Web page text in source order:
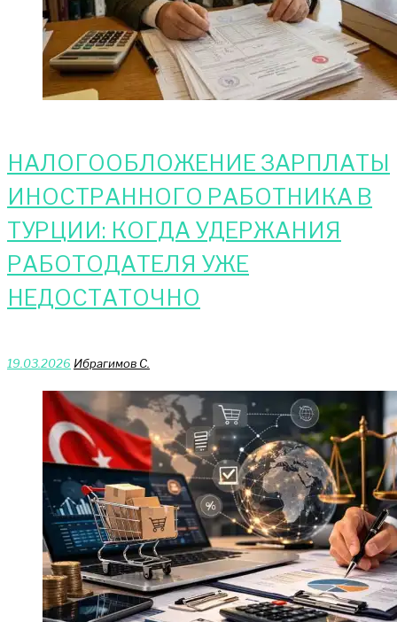
ЖИЗНЬ
ТУРЦИИ
НАЛОГООБЛОЖЕНИЕ ЗАРПЛАТЫ
ИНОСТРАННОГО РАБОТНИКА В
ТУРЦИИ: КОГДА УДЕРЖАНИЯ
РАБОТОДАТЕЛЯ УЖЕ
НЕДОСТАТОЧНО
19.03.2026 Ибрагимов С.